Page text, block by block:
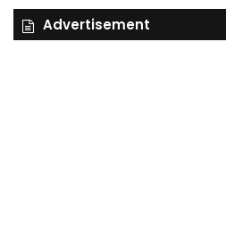
Advertisement